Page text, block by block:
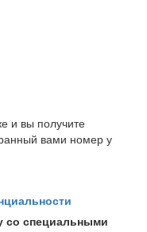
и вы получите
вами номер у
со специальными